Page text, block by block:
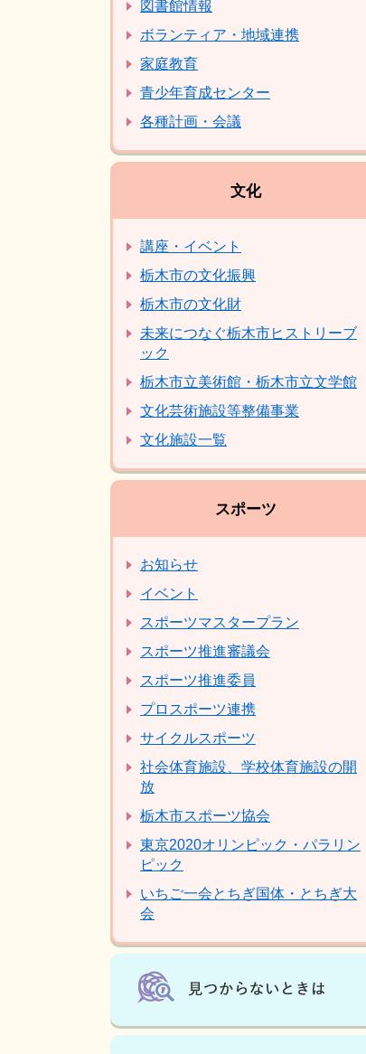
図書館情報
ボランティア・地域連携
家庭教育
青少年育成センター
各種計画・会議
文化
講座・イベント
栃木市の文化振興
栃木市の文化財
未来につなぐ栃木市ヒストリーブ
ック
栃木市立美術館・栃木市立文学館
文化芸術施設等整備事業
文化施設一覧
スポーツ
お知らせ
イベント
スポーツマスタープラン
スポーツ推進審議会
スポーツ推進委員
プロスポーツ連携
サイクルスポーツ
社会体育施設、学校体育施設の開
放
栃木市スポーツ協会
東京2020オリンピック・パラリン
ピック
いちご一会とちぎ国体・とちぎ大
会